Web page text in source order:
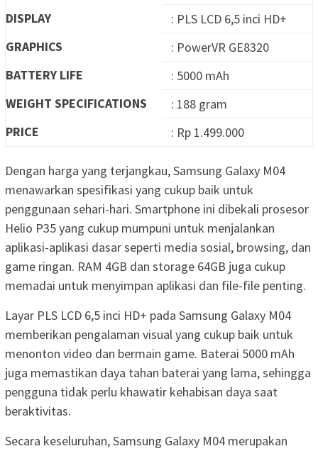
DISPLAY
: PLS LCD 6,5 inci HD+
GRAPHICS
: PowerVR GE8320
BATTERY LIFE
: 5000 mAh
WEIGHT SPECIFICATIONS
: 188 gram
PRICE
: Rp 1.499.000
Dengan harga yang terjangkau, Samsung Galaxy M04
menawarkan spesifikasi yang cukup baik untuk
penggunaan sehari-hari. Smartphone ini dibekali prosesor
Helio P35 yang cukup mumpuni untuk menjalankan
aplikasi-aplikasi dasar seperti media sosial, browsing, dan
game ringan. RAM 4GB dan storage 64GB juga cukup
memadai untuk menyimpan aplikasi dan file-file penting.
Layar PLS LCD 6,5 inci HD+ pada Samsung Galaxy M04
memberikan pengalaman visual yang cukup baik untuk
menonton video dan bermain game. Baterai 5000 mAh
juga memastikan daya tahan baterai yang lama, sehingga
pengguna tidak perlu khawatir kehabisan daya saat
beraktivitas.
Secara keseluruhan, Samsung Galaxy M04 merupakan